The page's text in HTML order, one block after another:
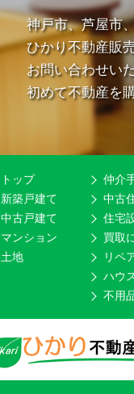
神戸市、芦屋市
ひかり不動産販
お問い合わせい
初めて不動産を
トップ
新築戸建て
中古戸建て
マンション
土地
仲介
中古
住宅
買取
リペ
ハウ
不用